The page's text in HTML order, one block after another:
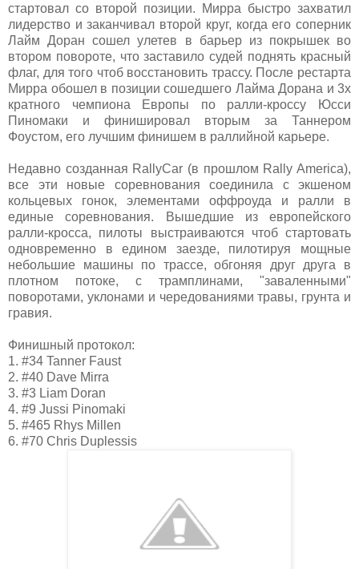
стартовал со второй позиции. Мирра быстро захватил
лидерство и заканчивал второй круг, когда его соперник
Лайм Доран сошел улетев в барьер из покрышек во
втором повороте, что заставило судей поднять красный
флаг, для того чтоб восстановить трассу. После рестарта
Мирра обошел в позиции сошедшего Лайма Дорана и 3х
кратного чемпиона Европы по ралли-кроссу Юсси
Пиномаки и финишировал вторым за Таннером
Фоустом, его лучшим финишем в раллийной карьере.
Недавно созданная RallyCar (в прошлом Rally America),
все эти новые соревнования соединила с экшеном
кольцевых гонок, элементами оффроуда и ралли в
единые соревнования. Вышедшие из европейского
ралли-кросса, пилоты выстраиваются чтоб стартовать
одновременно в едином заезде, пилотируя мощные
небольшие машины по трассе, обгоняя друг друга в
плотном потоке, с трамплинами, "заваленными"
поворотами, уклонами и чередованиями травы, грунта и
гравия.
Финишный протокол:
1. #34 Tanner Faust
2. #40 Dave Mirra
3. #3 Liam Doran
4. #9 Jussi Pinomaki
5. #465 Rhys Millen
6. #70 Chris Duplessis